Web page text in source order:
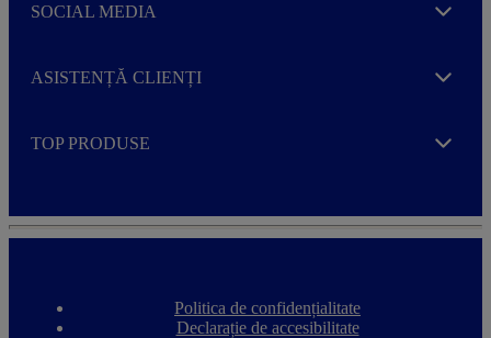
SOCIAL MEDIA Expand
ASISTENȚĂ CLIENȚI Expand
TOP PRODUSE Expand
F
o
Politica de confidențialitate
Declarație de accesibilitate